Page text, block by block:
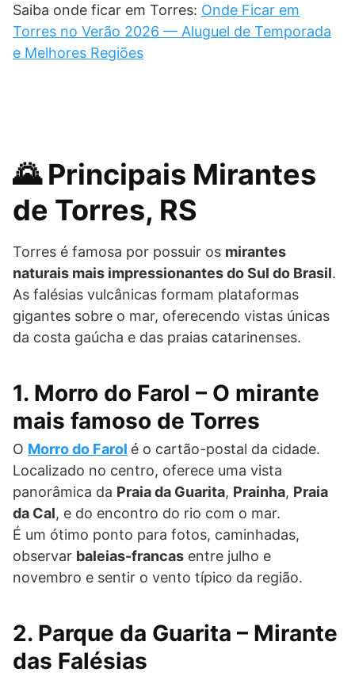
Saiba onde ficar em Torres: Onde Ficar em
Torres no Verão 2026 — Aluguel de Temporada
e Melhores Regiões
🌄 Principais Mirantes
de Torres, RS
Torres é famosa por possuir os mirantes
naturais mais impressionantes do Sul do Brasil.
As falésias vulcânicas formam plataformas
gigantes sobre o mar, oferecendo vistas únicas
da costa gaúcha e das praias catarinenses.
1. Morro do Farol – O mirante
mais famoso de Torres
O Morro do Farol é o cartão-postal da cidade.
Localizado no centro, oferece uma vista
panorâmica da Praia da Guarita, Prainha, Praia
da Cal, e do encontro do rio com o mar.
É um ótimo ponto para fotos, caminhadas,
observar baleias-francas entre julho e
novembro e sentir o vento típico da região.
2. Parque da Guarita – Mirante
das Falésias